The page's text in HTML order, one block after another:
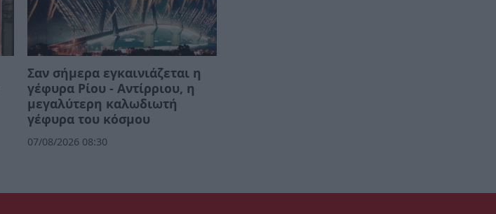
Σαν σήμερα εγκαινιάζεται η
γέφυρα Ρίου - Αντίρριου, η
μεγαλύτερη καλωδιωτή
γέφυρα του κόσμου
07/08/2026 08:30